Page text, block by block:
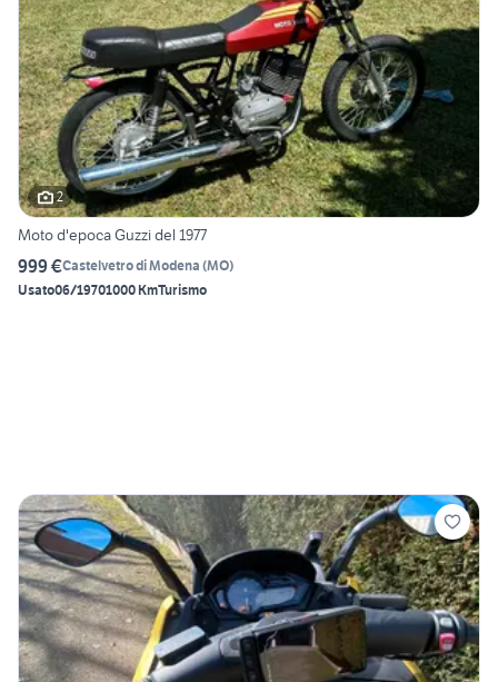
2
Moto d'epoca Guzzi del 1977
999 €Castelvetro di Modena (MO)
Usato06/19701000 KmTurismo